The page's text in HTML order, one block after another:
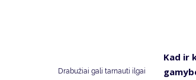
Drabužiai gali tarnauti ilgai
Kad ir